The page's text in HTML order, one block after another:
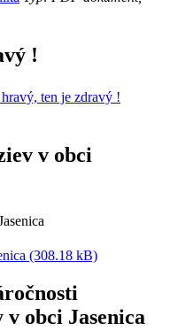
!
ten je zdravý !
v obci
(308.18 kB)
obci Jasenica